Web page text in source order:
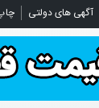
آگهی های دولتی